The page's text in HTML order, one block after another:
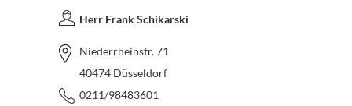
Herr Frank Schikarski
Niederrheinstr. 71
40474 Düsseldorf
0211/98483601